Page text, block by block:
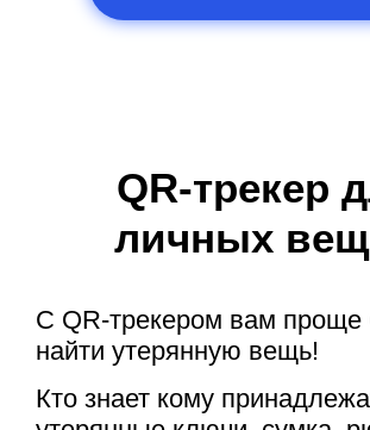
QR-трекер
личных
С QR-трекером вам проще
найти утерянную вещь!
Кто знает кому